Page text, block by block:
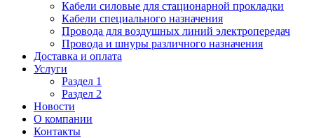
Кабели силовые для стационарной прокладки
Кабели специального назначения
Провода для воздушных линий электропередач
Провода и шнуры различного назначения
Доставка и оплата
Услуги
Раздел 1
Раздел 2
Новости
О компании
Контакты